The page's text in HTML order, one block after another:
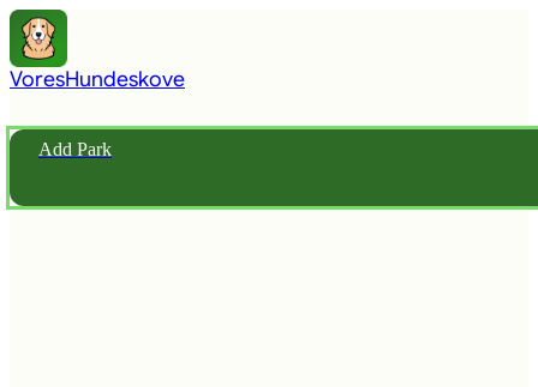
VoresHundeskove
Add Park